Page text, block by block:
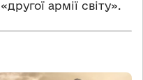
армії світу».